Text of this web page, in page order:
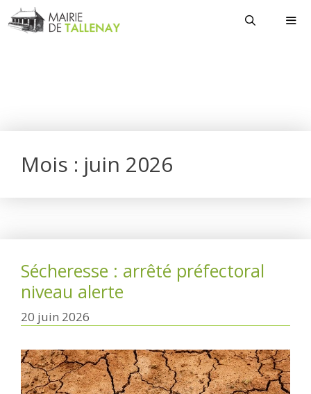
Aller
au
Mois : juin 2026
Sécheresse : arrêté préfectoral
niveau alerte
20 juin 2026